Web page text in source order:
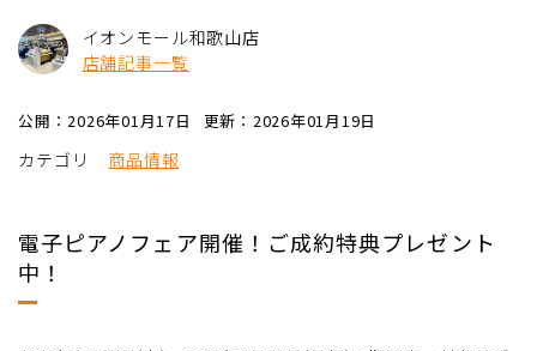
イオンモール和歌山店
店舗記事一覧
公開：2026年01月17日 更新：2026年01月19日
カテゴリ 商品情報
電子ピアノフェア開催！ご成約特典プレゼント
中！